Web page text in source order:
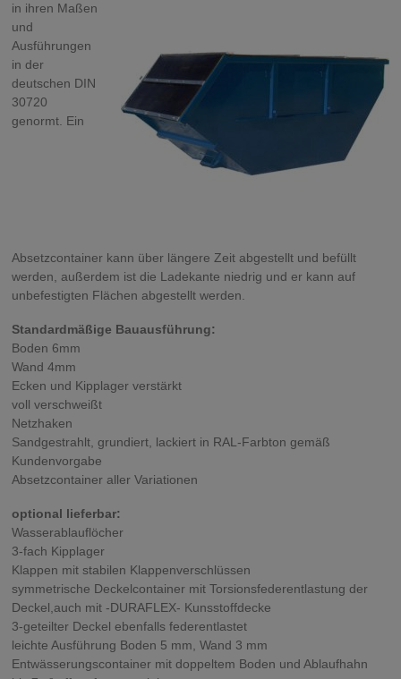
Lagerung
und
Sondernutzung
in ihren Maßen
und
Ausführungen
in der
deutschen DIN
30720
genormt. Ein
Absetzcontainer kann über längere Zeit abgestellt und befüllt
werden, außerdem ist die Ladekante niedrig und er kann auf
unbefestigten Flächen abgestellt werden.
Standardmäßige Bauausführung:
Boden 6mm
Wand 4mm
Ecken und Kipplager verstärkt
voll verschweißt
Netzhaken
Sandgestrahlt, grundiert, lackiert in RAL-Farbton gemäß
Kundenvorgabe
Absetzcontainer aller Variationen
optional lieferbar:
Wasserablauflöcher
3-fach Kipplager
Klappen mit stabilen Klappenverschlüssen
symmetrische Deckelcontainer mit Torsionsfederentlastung der
Deckel,auch mit -DURAFLEX- Kunsstoffdecke
3-geteilter Deckel ebenfalls federentlastet
leichte Ausführung Boden 5 mm, Wand 3 mm
Entwässerungscontainer mit doppeltem Boden und Ablaufhahn